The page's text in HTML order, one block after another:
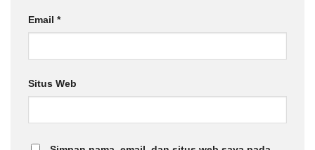
Email *
Situs Web